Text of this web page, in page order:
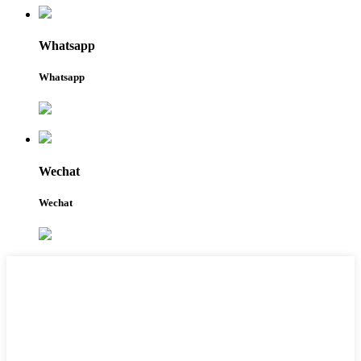
Whatsapp
Whatsapp
Wechat
Wechat